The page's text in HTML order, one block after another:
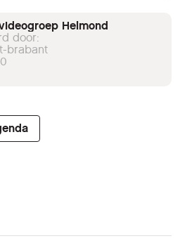
Helmond
door:
brabant